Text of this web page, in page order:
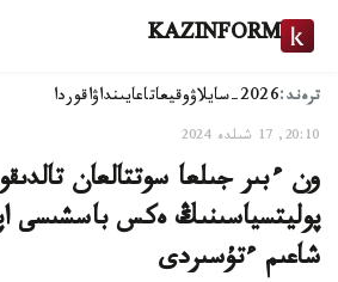
KAZINFORM
ترەند:2026-سايلاۋ وقيعاتاعايىنداۋاقوردا
20:10, 17 شىلدە 2024
ون ءبىر جىلعا سوتتالعان
پوليتسياسىنىڭ ەكس باسشىسى
شاعىم ءتۇسىردى